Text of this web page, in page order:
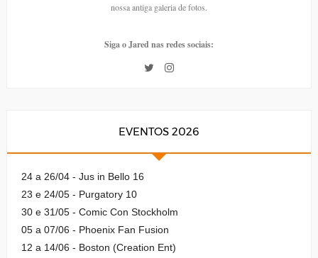
nossa antiga galeria de fotos.
Siga o Jared nas redes sociais:
EVENTOS 2026
24 a 26/04 - Jus in Bello 16
23 e 24/05 - Purgatory 10
30 e 31/05 - Comic Con Stockholm
05 a 07/06 - Phoenix Fan Fusion
12 a 14/06 - Boston (Creation Ent)